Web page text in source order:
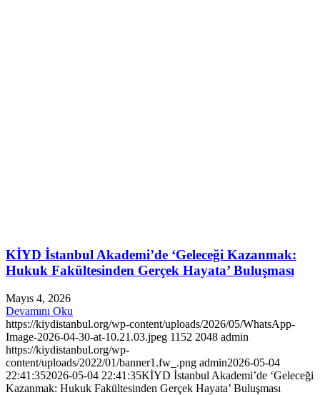
KİYD İstanbul Akademi’de ‘Geleceği Kazanmak:
Hukuk Fakültesinden Gerçek Hayata’ Buluşması
Mayıs 4, 2026
Devamını Oku
https://kiydistanbul.org/wp-content/uploads/2026/05/WhatsApp-
Image-2026-04-30-at-10.21.03.jpeg 1152 2048 admin
https://kiydistanbul.org/wp-
content/uploads/2022/01/banner1.fw_.png admin2026-05-04
22:41:352026-05-04 22:41:35KİYD İstanbul Akademi’de ‘Geleceği
Kazanmak: Hukuk Fakültesinden Gerçek Hayata’ Buluşması